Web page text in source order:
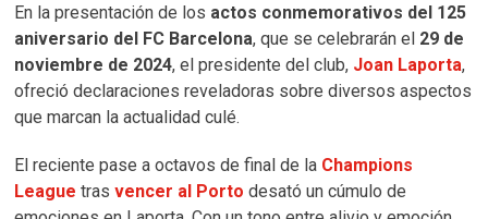
En la presentación de los actos conmemorativos del 125
aniversario del FC Barcelona, que se celebrarán el 29 de
noviembre de 2024, el presidente del club, Joan Laporta,
ofreció declaraciones reveladoras sobre diversos aspectos
que marcan la actualidad culé.
El reciente pase a octavos de final de la Champions
League trasvencer al Porto desató un cúmulo de